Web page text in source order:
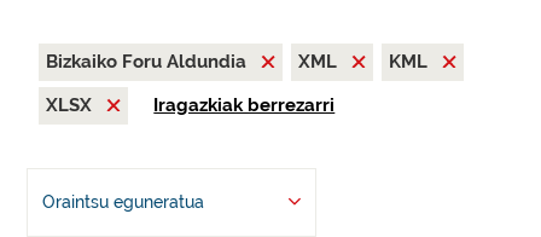
Bizkaiko Foru Aldundia XML
KML
XLSX
Iragazkiak berrezarri
Oraintsu eguneratua